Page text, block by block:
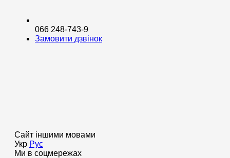
066 248-743-9
Замовити дзвінок
Сайт іншими мовами
Укр Рус
Ми в соцмережах